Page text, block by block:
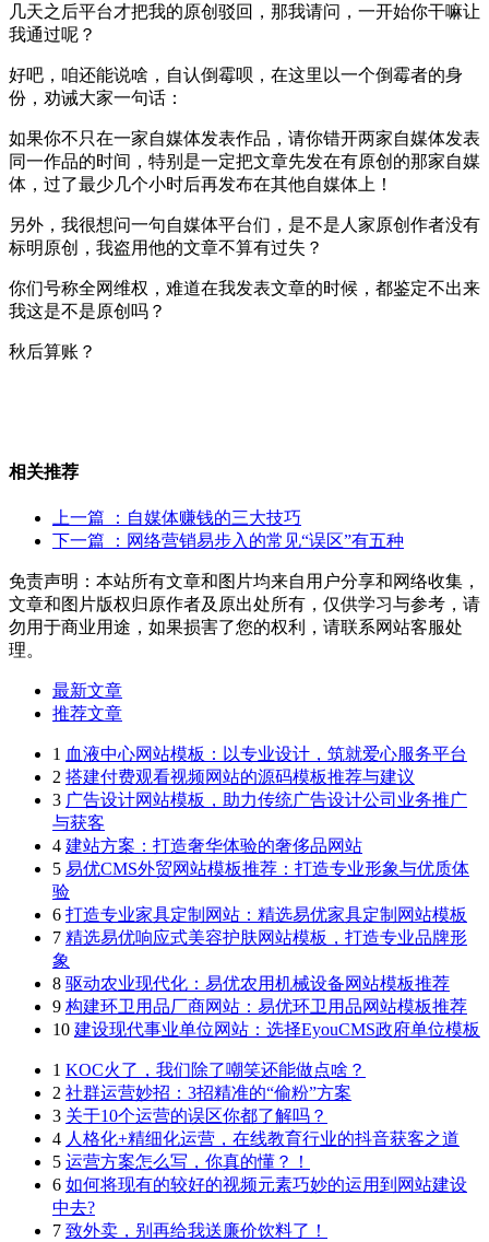
几天之后平台才把我的原创驳回，那我请问，一开始你干嘛让
我通过呢？
好吧，咱还能说啥，自认倒霉呗，在这里以一个倒霉者的身
份，劝诫大家一句话：
如果你不只在一家自媒体发表作品，请你错开两家自媒体发表
同一作品的时间，特别是一定把文章先发在有原创的那家自媒
体，过了最少几个小时后再发布在其他自媒体上！
另外，我很想问一句自媒体平台们，是不是人家原创作者没有
标明原创，我盗用他的文章不算有过失？
你们号称全网维权，难道在我发表文章的时候，都鉴定不出来
我这是不是原创吗？
秋后算账？
相关推荐
上一篇
：自媒体赚钱的三大技巧
下一篇
：网络营销易步入的常见“误区”有五种
免责声明：本站所有文章和图片均来自用户分享和网络收集，
文章和图片版权归原作者及原出处所有，仅供学习与参考，请
勿用于商业用途，如果损害了您的权利，请联系网站客服处
理。
最新文章
推荐文章
1 血液中心网站模板：以专业设计，筑就爱心服务平台
2 搭建付费观看视频网站的源码模板推荐与建议
3 广告设计网站模板，助力传统广告设计公司业务推广
与获客
4 建站方案：打造奢华体验的奢侈品网站
5 易优CMS外贸网站模板推荐：打造专业形象与优质体
验
6 打造专业家具定制网站：精选易优家具定制网站模板
7 精选易优响应式美容护肤网站模板，打造专业品牌形
象
8 驱动农业现代化：易优农用机械设备网站模板推荐
9 构建环卫用品厂商网站：易优环卫用品网站模板推荐
10 建设现代事业单位网站：选择EyouCMS政府单位模板
1 KOC火了，我们除了嘲笑还能做点啥？
2 社群运营妙招：3招精准的“偷粉”方案
3 关于10个运营的误区你都了解吗？
4 人格化+精细化运营，在线教育行业的抖音获客之道
5 运营方案怎么写，你真的懂？！
6 如何将现有的较好的视频元素巧妙的运用到网站建设
中去?
7 致外卖，别再给我送廉价饮料了！